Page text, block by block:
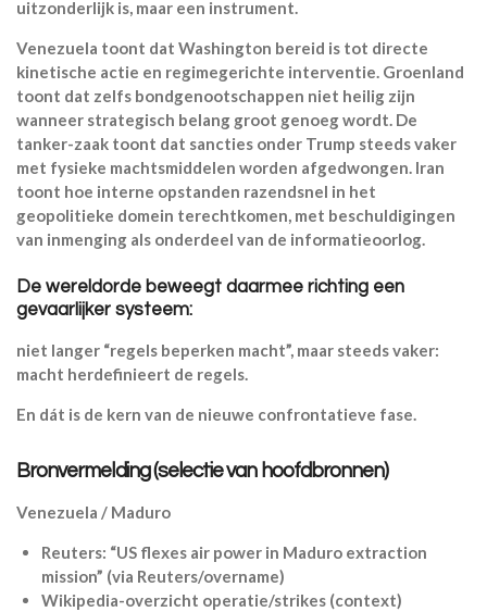
uitzonderlijk is, maar een instrument.
Venezuela toont dat Washington bereid is tot directe
kinetische actie en regimegerichte interventie. Groenland
toont dat zelfs bondgenootschappen niet heilig zijn
wanneer strategisch belang groot genoeg wordt. De
tanker-zaak toont dat sancties onder Trump steeds vaker
met fysieke machtsmiddelen worden afgedwongen. Iran
toont hoe interne opstanden razendsnel in het
geopolitieke domein terechtkomen, met beschuldigingen
van inmenging als onderdeel van de informatieoorlog.
De wereldorde beweegt daarmee richting een
gevaarlijker systeem:
niet langer “regels beperken macht”, maar steeds vaker:
macht herdefinieert de regels.
En dát is de kern van de nieuwe confrontatieve fase.
Bronvermelding (selectie van hoofdbronnen)
Venezuela / Maduro
Reuters: “US flexes air power in Maduro extraction
mission” (via Reuters/overname)
Wikipedia-overzicht operatie/strikes (context)